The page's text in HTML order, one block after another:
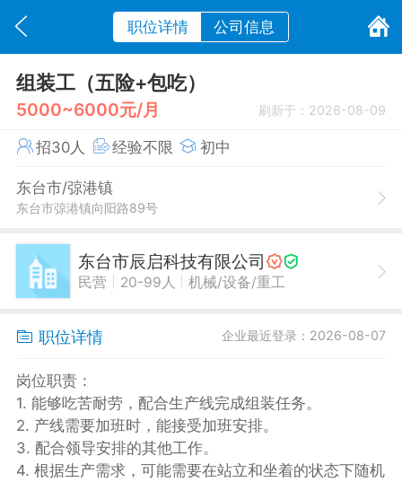
职位详情 公司信息
组装工（五险+包吃）
5000~6000元/月 刷新于：2026-08-09
招30人 经验不限 初中
东台市/弶港镇
东台市弶港镇向阳路89号
东台市辰启科技有限公司
民营 20-99人 机械/设备/重工
职位详情 企业最近登录：2026-08-07
岗位职责：
1. 能够吃苦耐劳，配合生产线完成组装任务。
2. 产线需要加班时，能接受加班安排。
3. 配合领导安排的其他工作。
4. 根据生产需求，可能需要在站立和坐着的状态下随机